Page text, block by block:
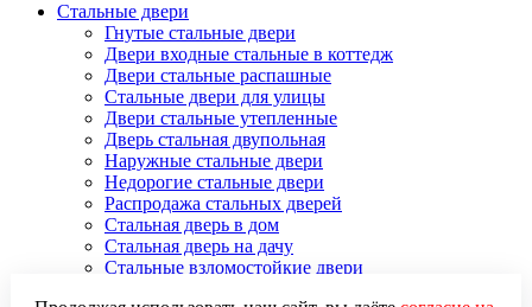
Стальные двери
Гнутые стальные двери
Двери входные стальные в коттедж
Двери стальные распашные
Стальные двери для улицы
Двери стальные утепленные
Дверь стальная двупольная
Наружные стальные двери
Недорогие стальные двери
Распродажа стальных дверей
Стальная дверь в дом
Стальная дверь на дачу
Стальные взломостойкие двери